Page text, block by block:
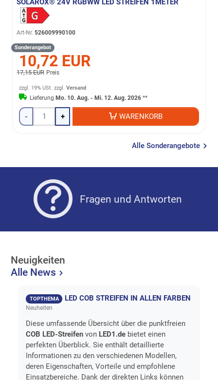
SOLAROX® 24V RGBWW LED STREIFEN 1METER
Art-Nr. 526009990100
Sonderangebot
10,72 EUR
17,15 EUR Preis
zzgl. 19% USt. zzgl.Versand
Lieferung Mo. 10. Aug. - Mi. 12. Aug. 2026 **
- + WARENKORB
Alle Sonderangebote
Fragen und Antworten
Neuigkeiten
Alle News
TOPTHEMA LED COB STREIFEN IN ALLEN FARBEN
Neuheiten
Diese umfassende Übersicht über die punktfreien
COB LED-Streifen von LED1.de bietet einen
perfekten Überblick. Sie enthält detaillierte
Informationen zu den verschiedenen Modellen,
deren Eigenschaften, Vorteile und empfohlene
Einsatzbereiche. Dank der direkten Links können